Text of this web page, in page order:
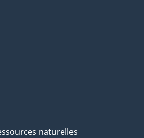
naturelles